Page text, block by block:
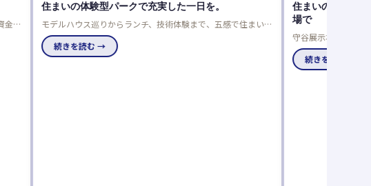
住まいの体験型パークで充実した一日を。
モデルハウス巡りからランチ、技術体験まで、五感で住まいを
体感できるテーマパークで、家族の理想の住まいを見つけませ
続きを読む →
住まいのプロに相談！リ
場で
守谷展示場では、冬の寒さや
まいに関する様々なお悩みを
ニック ホームズをはじめ、木
のリフォーム相談会は事前予
続きを読む →